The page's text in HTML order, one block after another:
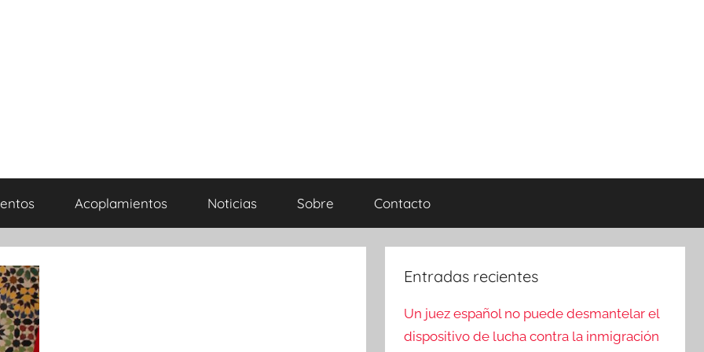
Acoplamientos Noticias Sobre Contacto
Entradas recientes
Un juez español no puede desmantelar el
dispositivo de lucha contra la inmigración